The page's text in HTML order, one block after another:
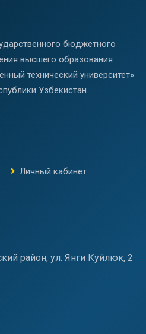
бюджетного
высшего образования
технический университет»
Узбекистан
Личный кабинет
район, ул. Янги Куйлюк, 2